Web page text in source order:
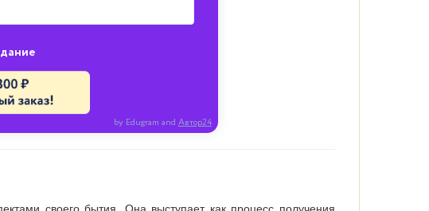
by Edugram and Автор24
своего бытия. Она выступает как процесс получения